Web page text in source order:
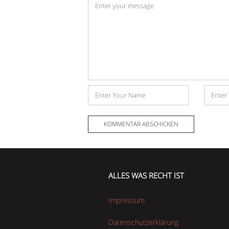
Name
Mail-
ALLES WAS RECHT IST
Impressum
Datenschutzerklärung